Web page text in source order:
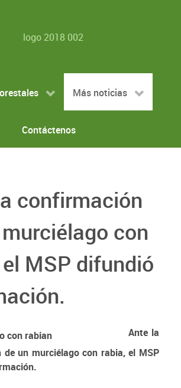
Más noticias
Contáctenos
confirmación
con
MSP difundió
Ante la
un murciélago con rabia, el MSP